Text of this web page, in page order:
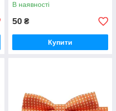
В наявності
50 ₴
Купити